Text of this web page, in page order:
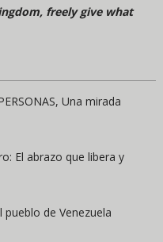
freely give what
Una mirada
El abrazo que libera y
de Venezuela